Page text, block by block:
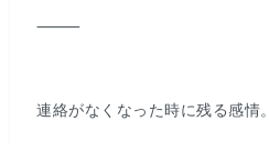
⸻
連絡がなくなった時に残る感情。